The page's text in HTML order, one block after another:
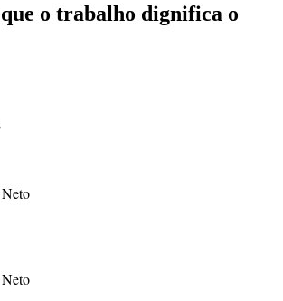
o trabalho dignifica o